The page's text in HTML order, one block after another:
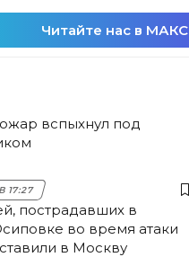
Читайте нас в МАКС
вспыхнул под
17:27
пострадавших в
во время атаки
в Москву